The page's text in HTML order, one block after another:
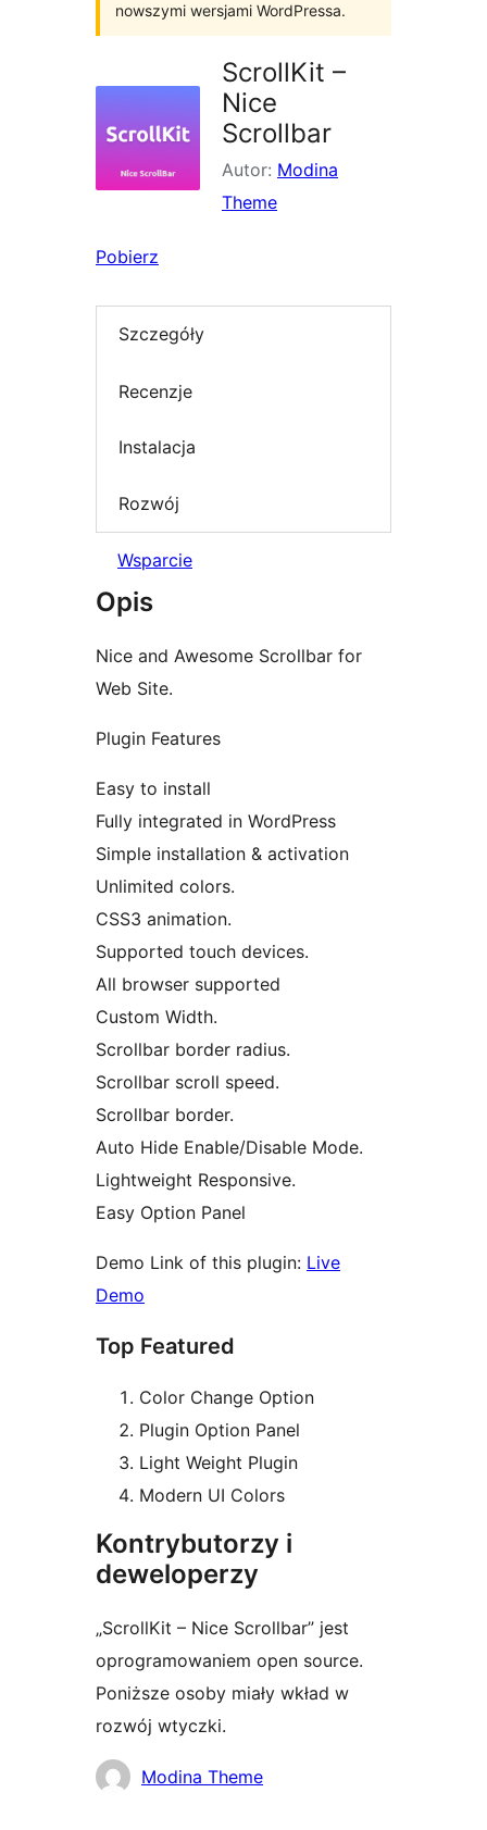
nowszymi wersjami WordPressa.
ScrollKit –
Nice
Scrollbar
Autor: Modina
Theme
Pobierz
Szczegóły
Recenzje
Instalacja
Rozwój
Wsparcie
Opis
Nice and Awesome Scrollbar for
Web Site.
Plugin Features
Easy to install
Fully integrated in WordPress
Simple installation & activation
Unlimited colors.
CSS3 animation.
Supported touch devices.
All browser supported
Custom Width.
Scrollbar border radius.
Scrollbar scroll speed.
Scrollbar border.
Auto Hide Enable/Disable Mode.
Lightweight Responsive.
Easy Option Panel
Demo Link of this plugin: Live
Demo
Top Featured
Color Change Option
Plugin Option Panel
Light Weight Plugin
Modern UI Colors
Kontrybutorzy i
deweloperzy
„ScrollKit – Nice Scrollbar” jest
oprogramowaniem open source.
Poniższe osoby miały wkład w
rozwój wtyczki.
Zaangażowani
Modina Theme